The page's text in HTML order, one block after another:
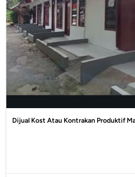
Dijual Kost Atau Kontrakan Produktif